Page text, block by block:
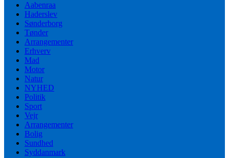
Aabenraa
Haderslev
Sønderborg
Tønder
Arrangementer
Erhverv
Mad
Motor
Natur
NYHED
Politik
Sport
Vejr
Arrangementer
Bolig
Sundhed
Syddanmark